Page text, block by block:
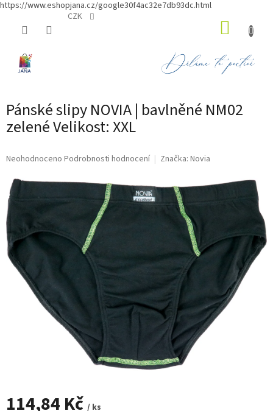
https://www.eshopjana.cz/google30f4ac32e7db93dc.html
CZK
Pánské slipy NOVIA | bavlněné NM02
zelené Velikost: XXL
Průměrné
produktu
je
0,0
z
5
hvězdiček.
Neohodnoceno Podrobnosti hodnocení Značka: Novia
114,84 Kč / ks